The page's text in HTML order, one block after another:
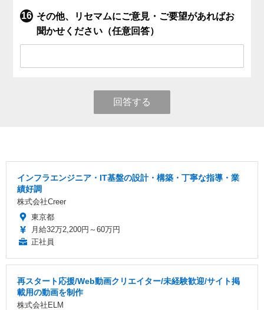
その他、リセマムにご意見・ご要望があればお
聞かせください（任意回答）
回答する
インフラエンジニア・IT基盤の設計・構築・丁寧な指導・業
績好調
株式会社Creer
東京都
月給32万2,200円～60万円
正社員
再スタート応援/Web動画クリエイター/未経験歓迎/サイト掲
載用の動画を制作
株式会社ELM